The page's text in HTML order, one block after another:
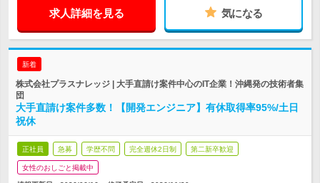
求人詳細を見る 気になる
新着
株式会社プラスナレッジ | 大手直請け案件中心のIT企業！沖縄発の技術者集
団
大手直請け案件多数！【開発エンジニア】有休取得率95%/土日
祝休
正社員 急募 学歴不問 完全週休2日制 第二新卒歓迎
女性のおしごと掲載中